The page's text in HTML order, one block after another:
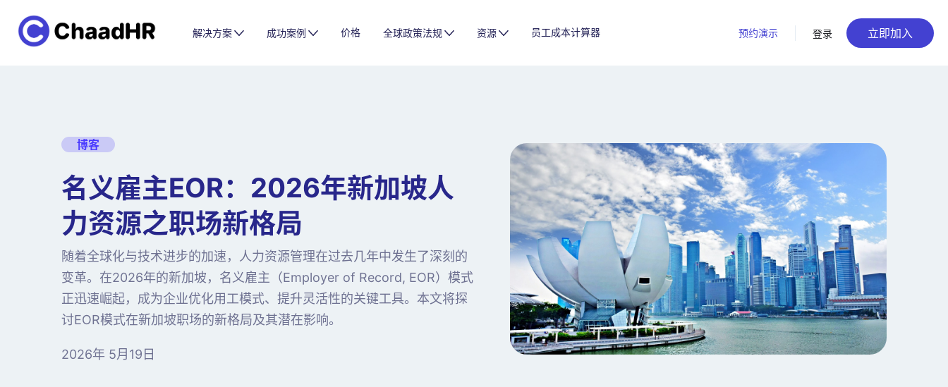
解决方案 成功案例 价格 全球政策法规 资源 员工成本计算器 预约演示 登录 立即加入
博客
名义雇主EOR：2026年新加坡人
力资源之职场新格局
随着全球化与技术进步的加速，人力资源管理在过去几年中发生了深刻的
变革。在2026年的新加坡，名义雇主（Employer of Record, EOR）模式
正迅速崛起，成为企业优化用工模式、提升灵活性的关键工具。本文将探
讨EOR模式在新加坡职场的新格局及其潜在影响。
2026年 5月19日